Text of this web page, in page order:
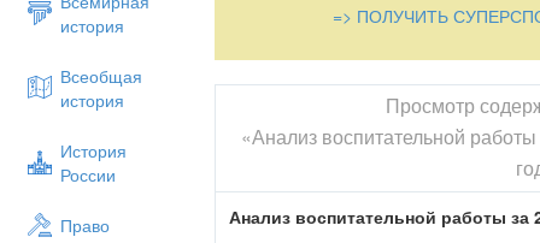
история
Всеобщая
история
История
России
Право
=> ПОЛУЧИТЬ
Просмотр
«Анализ воспитательной
Анализ воспитательной работы за